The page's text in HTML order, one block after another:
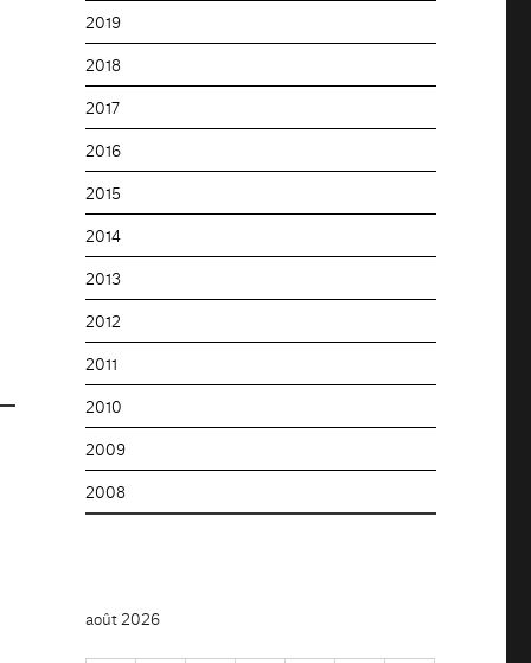
2019
2018
2017
2016
2015
2014
2013
2012
2011
2010
2009
2008
août 2026